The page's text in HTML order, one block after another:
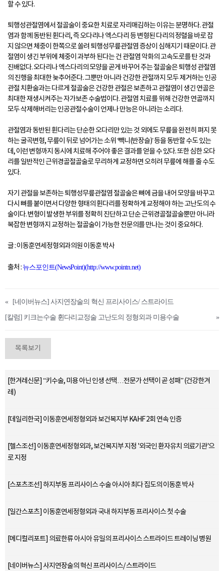
할 수 있다.
퇴행성관절염에서 절골술이 중요한 치료로 자리매김하는 이유는 분명하다. 관절
염과 함께 동반된 휜다리, 즉 오다리나 엑스다리 등 변형된 다리의 정렬을 바로 잡
지 않으면 체중이 한쪽으로 쏠려 퇴행성무릎관절염 증상이 심해지기 때문이다. 관
절염이 생긴 부위에 체중이 과부하 된다는 건 관절염 악화의 고속도로를 탄 것과
진배없다. 오다리나 엑스다리의 모양을 곧게 바꾸어 주는 절골술은 퇴행성 관절염
의 진행을 최대한 늦추어준다. 그뿐만 아니라 건강한 관절까지 모두 제거하는 인공
관절 치환술과는 다르게 절골술은 건강한 관절은 보존하고 관절염이 생긴 연골은
최대한 재생시켜주는 자가보존 수술법이다. 관절염 치료를 위해 건강한 연골까지
모두 삭제해버리는 인공관절수술이 언제나 만능은 아니라는 소리다.
관절염과 동반된 휜다리는 단순한 오다리만 있는 것 외에도 무릎을 완전히 펴지 못
하는 굴곡변형, 무릎이 뒤로 넘어가는 소위 ‘빽니(반장슬)’ 등을 동반할 수도 있는
데, 이런 변형까지 동시에 치료해 주어야 좋은 결과를 얻을 수 있다. 또한 심한 오다
리를 일반적인 근위경골절골술로 무리하게 교정하면 오히려 무릎에 해를 줄 수도
있다.
자기 관절을 보존하는 퇴행성무릎관절염 절골술은 뼈에 금을 내어 모양을 바꾸고
다시 뼈를 붙이면서 다양한 형태의 휜다리를 정확하게 교정해야 하는 고난도의 수
술이다. 변형이 발생한 부위를 정확히 진단하고 단순 근위경골절골술뿐만 아니라
복잡한 변형까지 교정하는 절골술이 가능한 전문의를 만나는 것이 중요하다.
글 : 이동훈연세정형외과의원 이동훈 박사
출처 : 뉴스포인트(NewsPoint)(http://www.pointn.net)
« [네이버뉴스] 사지연장술의 혁신 프리사이스/ 스트라이드
[칼럼] 키크는수술 휜다리교정술 고난도의 정형외과 미용수술 »
목록보기
[한겨레신문] “키수술, 미용 아닌 인생 선택…전문가 선택이 곧 성패” (건강한겨
레)
[데일리한국] 이동훈연세정형외과 보건복지부 KAHF 2회 연속 인증
[헬스조선] 이동훈연세정형외과, 보건복지부 지정 '외국인 환자유치 의료기관'으
로 지정
[스포츠조선] 하지부동 프리사이스 수술 아시아 최다 집도의 이동훈 박사
[일간스포츠] 이동훈연세정형외과 국내 하지부동 프리사이스 첫 수술
[메디컬리포트] 의료한류 아시아 유일의 프리사이스 스트라이드 트레이닝 병원
[네이버뉴스] 사지연장술의 혁신 프리사이스/ 스트라이드